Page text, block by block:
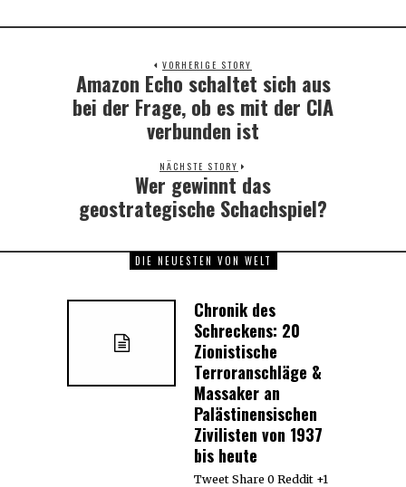
VORHERIGE STORY
Previous
post:
Amazon Echo schaltet sich aus
bei der Frage, ob es mit der CIA
verbunden ist
NÄCHSTE STORY
Next
post:
Wer gewinnt das
geostrategische Schachspiel?
DIE NEUESTEN VON WELT
Chronik des
Schreckens: 20
Zionistische
Terroranschläge &
Massaker an
Palästinensischen
Zivilisten von 1937
bis heute
Tweet Share 0 Reddit +1